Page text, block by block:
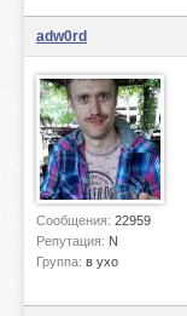
adw0rd
Сообщения: 22959
Репутация: N
Группа: в ухо